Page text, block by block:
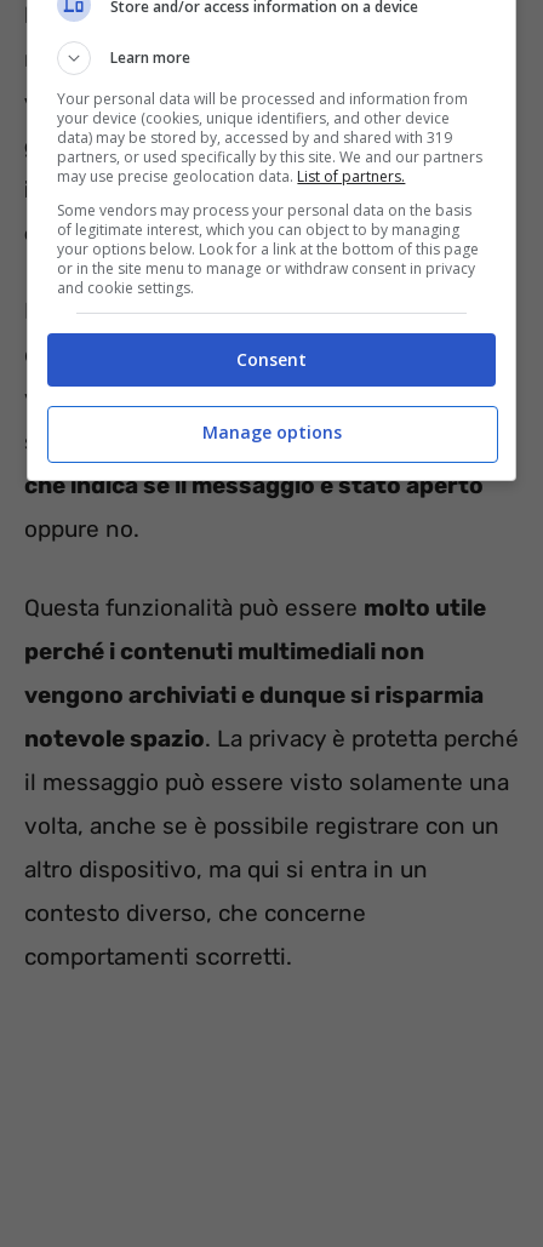
lo apre, vede la foto o ascolta l’audio, e poi il
messaggio scompare.
visualizzazione il destinatario non potrà
guardare/ascoltare di nuovo, non potrà
inoltrare il messaggio e nemmeno
condividerlo.
Il mittente se vuole inviare i messaggi di
questo tipo deve impostare la funzione di
volta in volta, quindi ha ampia libertà di
scelta. Inoltre
il mittente riceve una notifica
che indica se il messaggio è stato aperto
oppure no.
Questa funzionalità può essere molto utile
perché i contenuti multimediali non
vengono archiviati e dunque si risparmia
notevole spazio. La privacy è protetta perché
il messaggio può essere visto solamente una
volta, anche se è possibile registrare con un
altro dispositivo, ma qui si entra in un
contesto diverso, che concerne
comportamenti scorretti.
Store and/or access information on a device
Learn more
Your personal data will be processed and information from
your device (cookies, unique identifiers, and other device
data) may be stored by, accessed by and shared with 319
partners, or used specifically by this site. We and our partners
may use precise geolocation data. List of partners.
Some vendors may process your personal data on the basis
of legitimate interest, which you can object to by managing
your options below. Look for a link at the bottom of this page
or in the site menu to manage or withdraw consent in privacy
and cookie settings.
Consent
Manage options